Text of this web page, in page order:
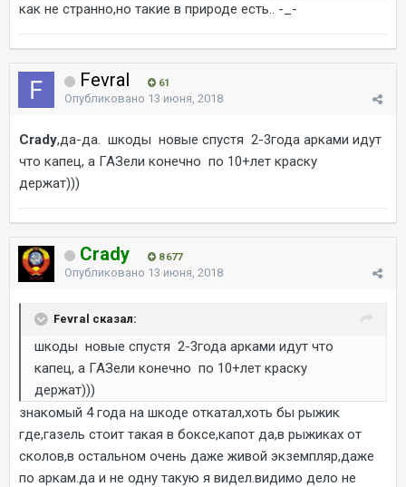
как не странно,но такие в природе есть.. -_-
Fevral 61
Опубликовано 13 июня, 2018
Crady,да-да. шкоды новые спустя 2-3года арками идут
что капец, а ГАЗели конечно по 10+лет краску
держат)))
Crady 8 677
Опубликовано 13 июня, 2018
Fevral сказал:
шкоды новые спустя 2-3года арками идут что
капец, а ГАЗели конечно по 10+лет краску
держат)))
знакомый 4 года на шкоде откатал,хоть бы рыжик
где,газель стоит такая в боксе,капот да,в рыжиках от
сколов,в остальном очень даже живой экземпляр,даже
по аркам.да и не одну такую я видел.видимо дело не